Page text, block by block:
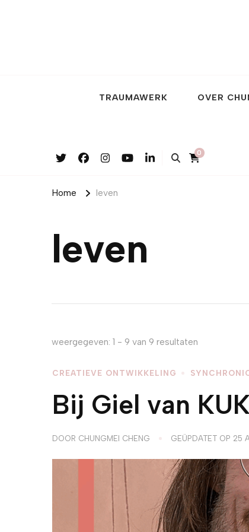
TRAUMAWERK OVER
0
Home leven
leven
weergegeven: 1 - 9 van 9 resultaten
CREATIEVE ONTWIKKELING
Bij Giel van
DOOR CHUNGMEI CHENG GEÜPDATET OP 25